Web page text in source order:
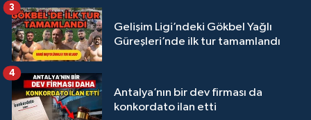
Gelişim Ligi’ndeki Gökbel Yağlı
Güreşleri’nde ilk tur tamamlandı
3
Antalya’nın bir dev firması da
konkordato ilan etti
4